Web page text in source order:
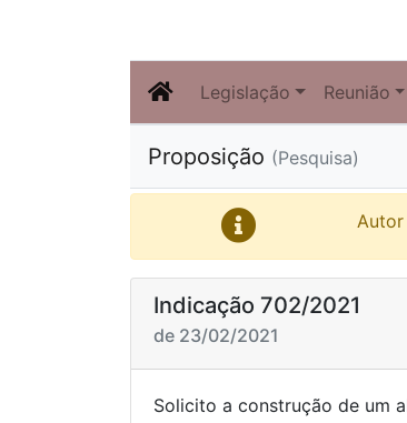
Legislação Reunião
Proposição (Pesquisa)
Indicação 702/2021
de 23/02/2021
Solicito a construção de um